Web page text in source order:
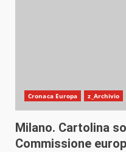
Cronaca Europa z_Archivio
Milano. Cartolina
Commissione